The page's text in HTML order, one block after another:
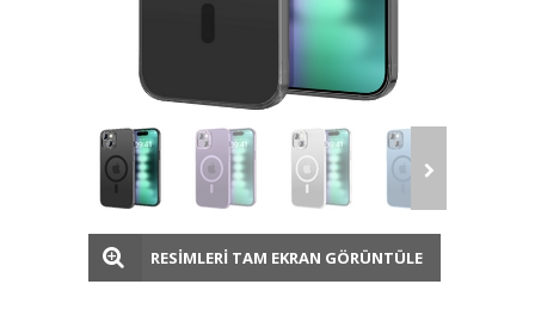
RESİMLERİ TAM EKRAN GÖRÜNTÜLE